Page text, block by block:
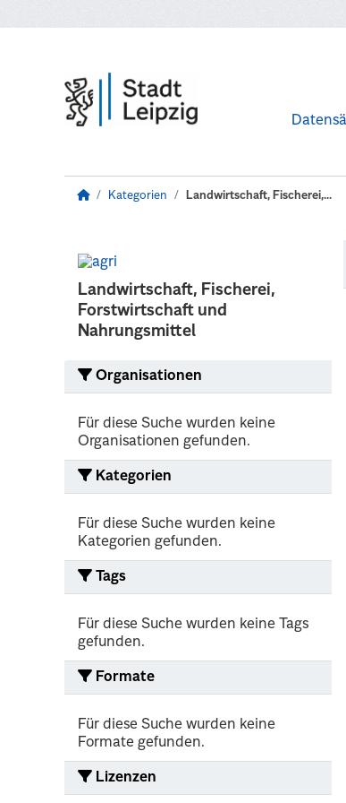
Kategorien Landwirtschaft, Fischerei,...
Landwirtschaft, Fischerei,
Forstwirtschaft und
Nahrungsmittel
Organisationen
Für diese Suche wurden keine
Organisationen gefunden.
Kategorien
Für diese Suche wurden keine
Kategorien gefunden.
Tags
Für diese Suche wurden keine Tags
gefunden.
Formate
Für diese Suche wurden keine
Formate gefunden.
Lizenzen